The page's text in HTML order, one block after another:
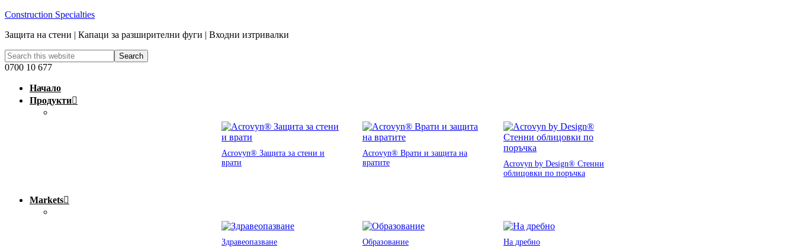
Construction Specialties
Защита на стени | Капаци за разширителни фуги | Входни изтривалки
0700 10 677
Начало
Продукти
Acrovyn® Защита за стени и
врати
Acrovyn® Врати и защита на
вратите
Acrovyn by Design® Стенни
облицовки по поръчка
Markets
Здравеопазване Образование На дребно